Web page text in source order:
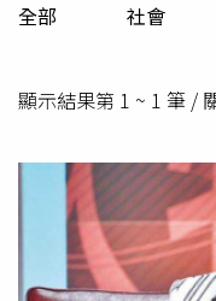
全部 社會
顯示結果第 1 ~ 1 筆 /